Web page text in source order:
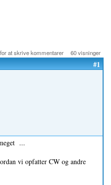
at skrive kommentarer 60 visninger
#1
...
vi opfatter CW og andre